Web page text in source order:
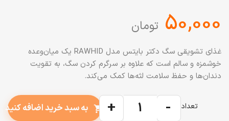
‎50,000 تومان
غذای تشویقی سگ دکتر بایتس مدل RAWHID یک میان‌وعده
خوشمزه و سالم است که علاوه بر سرگرم کردن سگ، به تقویت
دندان‌ها و حفظ سلامت لثه‌ها کمک می‌کند.
تعداد -
+
shopping_cart به سبد خرید اضافه کنید